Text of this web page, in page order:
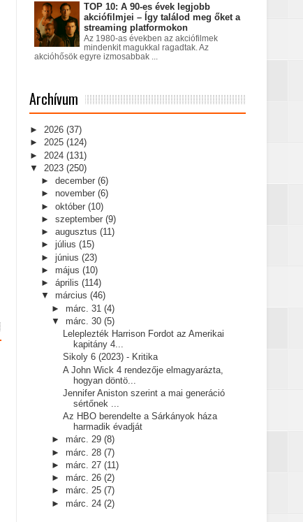
TOP 10: A 90-es évek legjobb
akciófilmjei – Így találod meg őket a
streaming platformokon
Az 1980-as években az akciófilmek
mindenkit magukkal ragadtak. Az
akcióhősök egyre izmosabbak ...
Archívum
► 2026 (37)
► 2025 (124)
► 2024 (131)
▼ 2023 (250)
► december (6)
► november (6)
► október (10)
► szeptember (9)
► augusztus (11)
► július (15)
► június (23)
► május (10)
► április (114)
▼ március (46)
► márc. 31(4)
▼ márc. 30(5)
Leleplezték Harrison Fordot az Amerikai
kapitány 4...
Sikoly 6 (2023) - Kritika
A John Wick 4 rendezője elmagyarázta,
hogyan döntö...
Jennifer Aniston szerint a mai generáció
sértőnek ...
Az HBO berendelte a Sárkányok háza
harmadik évadját
► márc. 29(8)
► márc. 28(7)
► márc. 27(11)
► márc. 26(2)
► márc. 25(7)
► márc. 24(2)